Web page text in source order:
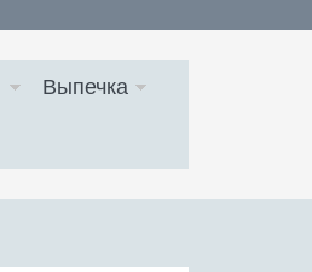
Выпечка